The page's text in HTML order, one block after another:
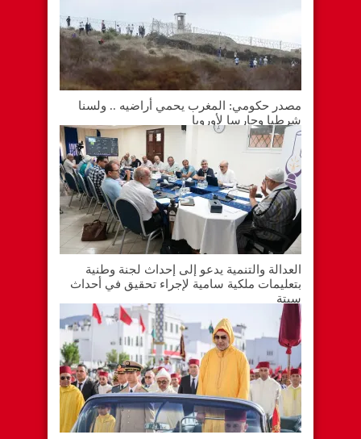
مصدر حكومي: المغرب يحمي أراضيه .. ولسنا
شرطيا وحارسا لأوروبا
العدالة والتنمية يدعو إلى إحداث لجنة وطنية
بتعليمات ملكية سامية لإجراء تحقيق في أحداث
سبتة